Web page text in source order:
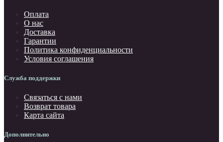
Оплата
О нас
Доставка
Гарантии
Политика конфиденциальности
Условия соглашения
Служба поддержки
Связаться с нами
Возврат товара
Карта сайта
Дополнительно